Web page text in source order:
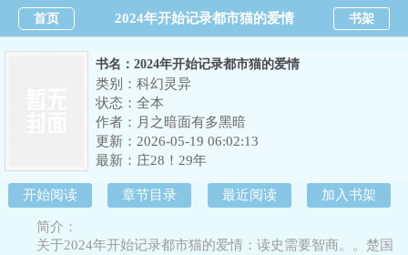
首页 2024年开始记录都市猫的爱情 书架
书名：2024年开始记录都市猫的爱情
类别：科幻灵异
状态：全本
作者： 月之暗面有多黑暗
更新：2026-05-19 06:02:13
最新： 庄28！29年
开始阅读 章节目录 最近阅读 加入书架
简介：
关于2024年开始记录都市猫的爱情：读史需要智商。。楚国